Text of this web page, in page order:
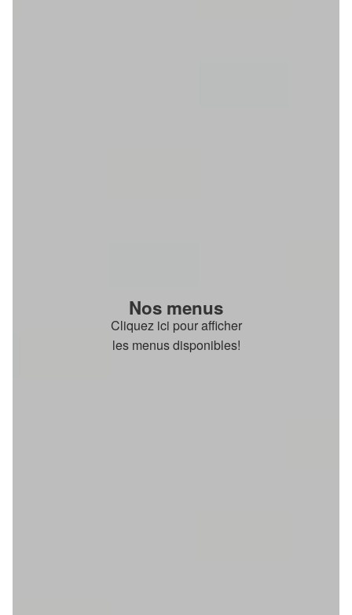
Nos menus
Cliquez ici pour afficher
les menus disponibles!